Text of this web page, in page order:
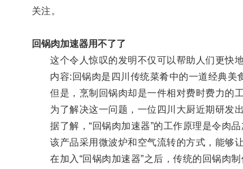
关注。
回锅肉加速器用不了了
这个令人惊叹的发明不仅可以帮助人们更快地
内容:回锅肉是四川传统菜肴中的一道经典美
但是，烹制回锅肉却是一件相对费时费力的工
为了解决这一问题，一位四川大厨近期研发出
据了解，“回锅肉加速器”的工作原理是令肉品
该产品采用微波炉和空气流转的方式，能够让
在加入“回锅肉加速器”之后，传统的回锅肉制